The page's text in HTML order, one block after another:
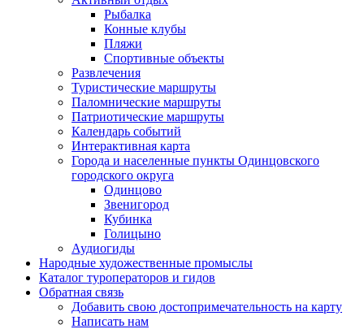
Рыбалка
Конные клубы
Пляжи
Спортивные объекты
Развлечения
Туристические маршруты
Паломнические маршруты
Патриотические маршруты
Календарь событий
Интерактивная карта
Города и населенные пункты Одинцовского
городского округа
Одинцово
Звенигород
Кубинка
Голицыно
Аудиогиды
Народные художественные промыслы
Каталог туроператоров и гидов
Обратная связь
Добавить свою достопримечательность на карту
Написать нам